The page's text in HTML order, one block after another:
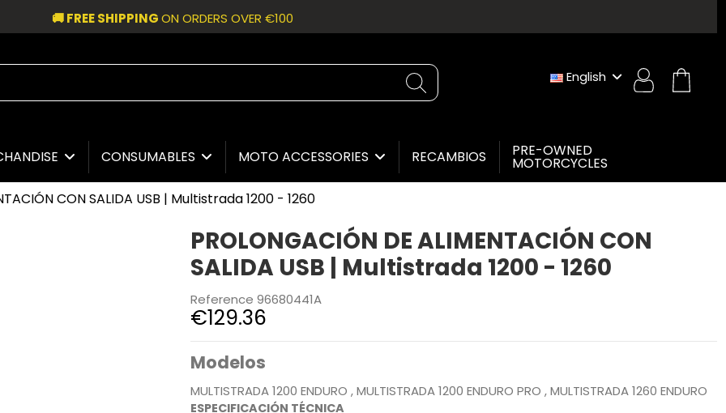
🚚 FREE SHIPPINGON ORDERS OVER €100
English
CONSUMABLES MOTO ACCESSORIES RECAMBIOS PRE-OWNED
MOTORCYCLES
CON SALIDA USB | Multistrada 1200 - 1260
PROLONGACIÓN DE ALIMENTACIÓN CON
SALIDA USB | Multistrada 1200 - 1260
Reference 96680441A
€129.36
Modelos
MULTISTRADA 1200 ENDURO , MULTISTRADA 1200 ENDURO PRO , MULTISTRADA 1260 ENDURO
ESPECIFICACIÓN TÉCNICA